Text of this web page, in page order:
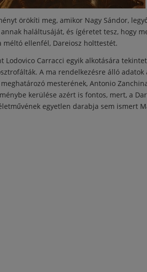
örökíti meg, amikor Nagy Sándor,
haláltusáját, és ígéretet tesz, hogy
méltó ellenfél, Dareiosz holttestét.
Lodovico Carracci egyik alkotására
A ma rendelkezésre álló
mesterének, Antonio
kerülése azért is fontos, mert, a
egyetlen darabja sem ismert